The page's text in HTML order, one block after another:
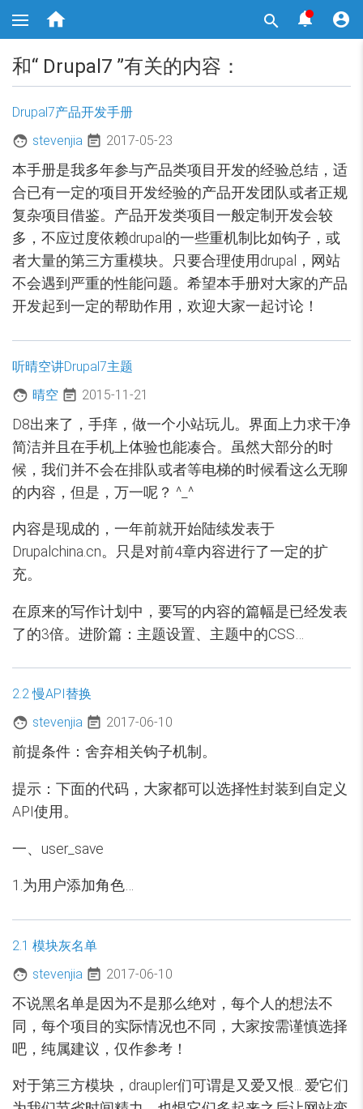
转
内
容
 


和“ Drupal7 ”有关的内容：
Drupal7产品开发手册
stevenjia
2017-05-23
本手册是我多年参与产品类项目开发的经验总结，适
合已有一定的项目开发经验的产品开发团队或者正规
复杂项目借鉴。产品开发类项目一般定制开发会较
多，不应过度依赖drupal的一些重机制比如钩子，或
者大量的第三方重模块。只要合理使用drupal，网站
不会遇到严重的性能问题。希望本手册对大家的产品
开发起到一定的帮助作用，欢迎大家一起讨论！
听晴空讲Drupal7主题
晴空
2015-11-21
D8出来了，手痒，做一个小站玩儿。界面上力求干净
简洁并且在手机上体验也能凑合。虽然大部分的时
候，我们并不会在排队或者等电梯的时候看这么无聊
的内容，但是，万一呢？ ^_^
内容是现成的，一年前就开始陆续发表于
Drupalchina.cn。只是对前4章内容进行了一定的扩
充。
在原来的写作计划中，要写的内容的篇幅是已经发表
了的3倍。进阶篇：主题设置、主题中的CSS…
2.2 慢API替换
stevenjia
2017-06-10
前提条件：舍弃相关钩子机制。
提示：下面的代码，大家都可以选择性封装到自定义
API使用。
一、user_save
1.为用户添加角色…
2.1 模块灰名单
stevenjia
2017-06-10
不说黑名单是因为不是那么绝对，每个人的想法不
同，每个项目的实际情况也不同，大家按需谨慎选择
吧，纯属建议，仅作参考！
对于第三方模块，draupler们可谓是又爱又恨... 爱它们